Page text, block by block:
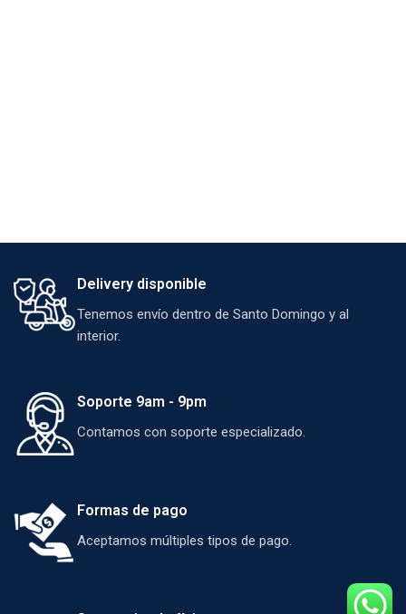
Delivery disponible
Tenemos envío dentro de Santo Domingo y al
interior.
Soporte 9am - 9pm
Contamos con soporte especializado.
Formas de pago
Aceptamos múltiples tipos de pago.